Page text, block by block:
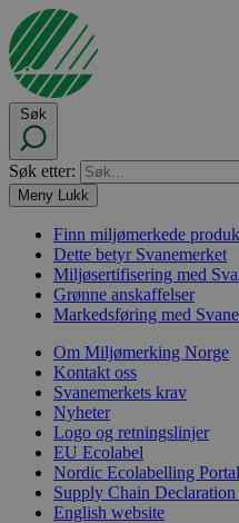
Søk
Søk etter:
Meny Lukk
Finn miljømerkede
Dette betyr Svanemerket
Miljøsertifisering med
Grønne anskaffelser
Markedsføring med
Om Miljømerking Norge
Kontakt oss
Svanemerkets krav
Nyheter
Logo og retningslinjer
EU Ecolabel
Nordic Ecolabelling Portal
Supply Chain Declaration
English website